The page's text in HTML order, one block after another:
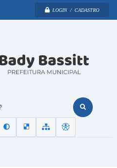
LOGIN / CADASTRO